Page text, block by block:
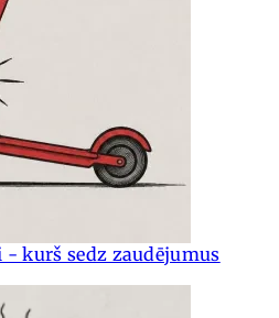
kurš sedz zaudējumus